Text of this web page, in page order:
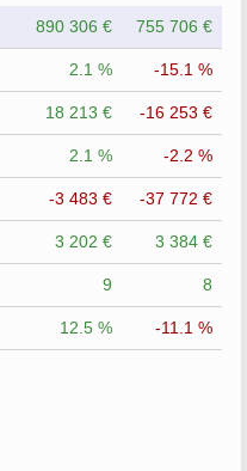
890 306 € 755 706 €
2.1 % -15.1 %
18 213 € -16 253 €
2.1 % -2.2 %
-3 483 € -37 772 €
3 202 € 3 384 €
9 8
12.5 %
-11.1 %